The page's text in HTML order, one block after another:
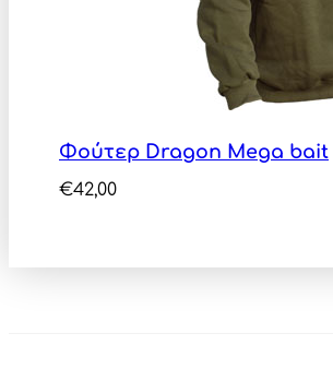
Φούτερ Dragon Mega bait
€42,00